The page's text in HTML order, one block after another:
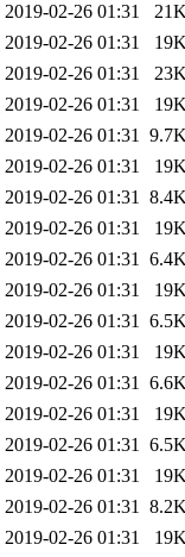
2019-02-26 01:31
2019-02-26 01:31
2019-02-26 01:31
2019-02-26 01:31
2019-02-26 01:31
2019-02-26 01:31
2019-02-26 01:31
2019-02-26 01:31
2019-02-26 01:31
2019-02-26 01:31
2019-02-26 01:31
2019-02-26 01:31
2019-02-26 01:31
2019-02-26 01:31
2019-02-26 01:31
2019-02-26 01:31
2019-02-26 01:31
2019-02-26 01:31